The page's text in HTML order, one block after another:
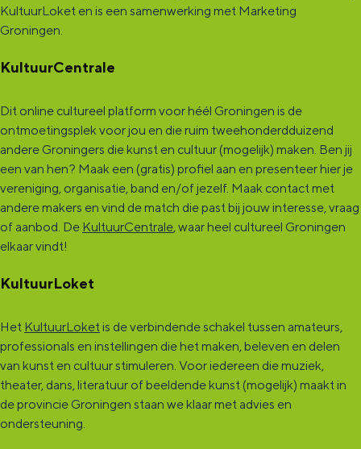
KultuurLoket en is een samenwerking met Marketing
Groningen.
KultuurCentrale
Dit online cultureel platform voor héél Groningen is de
ontmoetingsplek voor jou en die ruim tweehonderdduizend
andere Groningers die kunst en cultuur (mogelijk) maken. Ben jij
een van hen? Maak een (gratis) profiel aan en presenteer hier je
vereniging, organisatie, band en/of jezelf. Maak contact met
andere makers en vind de match die past bij jouw interesse, vraag
of aanbod. De KultuurCentrale, waar heel cultureel Groningen
elkaar vindt!
KultuurLoket
Het KultuurLoket is de verbindende schakel tussen amateurs,
professionals en instellingen die het maken, beleven en delen
van kunst en cultuur stimuleren. Voor iedereen die muziek,
theater, dans, literatuur of beeldende kunst (mogelijk) maakt in
de provincie Groningen staan we klaar met advies en
ondersteuning.